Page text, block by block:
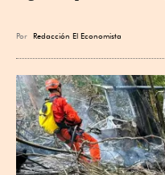
Por Redacción El Economista